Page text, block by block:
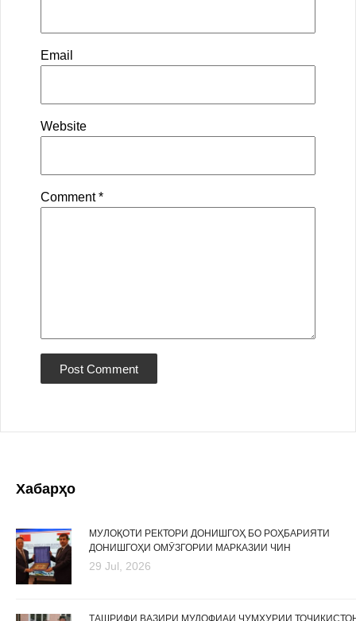
Email
Website
Comment*
Хабарҳо
МУЛОҚОТИ РЕКТОРИ ДОНИШГОҲ БО РОҲБАРИЯТИ
ДОНИШГОҲИ ОМӮЗГОРИИ МАРКАЗИИ ЧИН
29 Jul, 2026
ТАШРИФИ ВАЗИРИ МУДОФИАИ ҶУМҲУРИИ